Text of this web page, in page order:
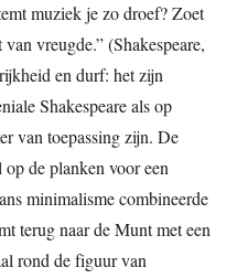
muziek je zo droef? Zoet
vreugde.” (Shakespeare,
en durf: het zijn
Shakespeare als op
van toepassing zijn. De
op de planken voor een
minimalisme combineerde
terug naar de Munt met een
rond de figuur van